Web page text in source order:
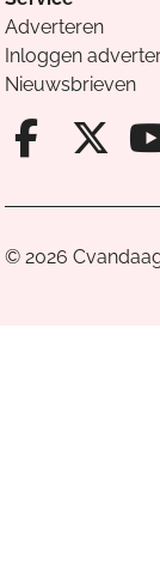
Adverteren
Inloggen
Nieuwsbrieven
X
© 2026